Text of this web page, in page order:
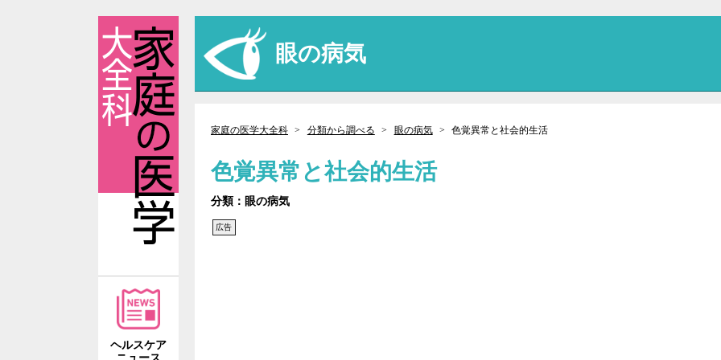
ヘルスケア
眼の病気
家庭の医学大全科 分類から調べる 眼の病気 色覚異常と社会的生活
色覚異常と社会的生活
分類：眼の病気
広告